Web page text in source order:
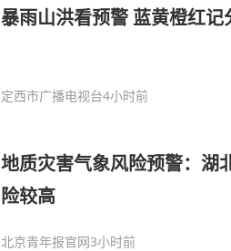
暴雨山洪看预警 蓝黄橙红记
定西市广播电视台4小时前
地质灾害气象风险预警：湖
险较高
北京青年报官网3小时前